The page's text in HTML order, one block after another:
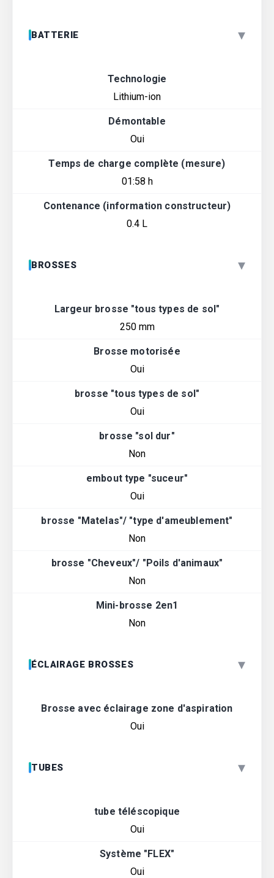
BATTERIE ▾
Technologie
Lithium-ion
Démontable
Oui
Temps de charge complète (mesure)
01:58 h
Contenance (information constructeur)
0.4 L
BROSSES ▾
Largeur brosse "tous types de sol"
250 mm
Brosse motorisée
Oui
brosse "tous types de sol"
Oui
brosse "sol dur"
Non
embout type "suceur"
Oui
brosse "Matelas"/ "type d'ameublement"
Non
brosse "Cheveux"/ "Poils d'animaux"
Non
Mini-brosse 2en1
Non
ÉCLAIRAGE BROSSES ▾
Brosse avec éclairage zone d'aspiration
Oui
TUBES ▾
tube téléscopique
Oui
Système "FLEX"
Oui